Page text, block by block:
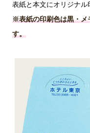
表紙と本文にオリジナル
※表紙の印刷色は黒・メ
す。